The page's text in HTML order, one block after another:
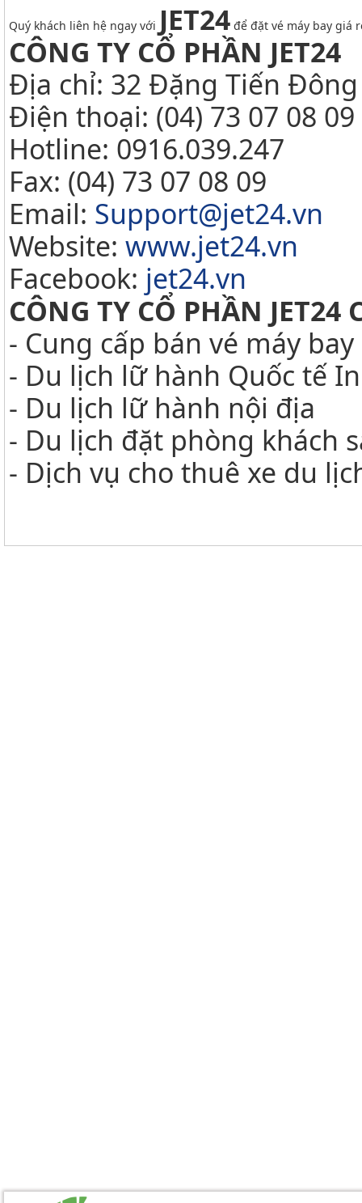
Quý khách liên hệ ngay với JET24 để đặt vé máy bay giá
CÔNG TY CỔ PHẦN JET24
Địa chỉ: 32 Đặng Tiến
Điện thoại: (04) 73 07 08 09
Hotline: 0916.039.247
Fax: (04) 73 07 08 09
Email: Support@jet24.vn
Website: www.jet24.vn
Facebook: jet24.vn
CÔNG TY CỔ PHẦN JET24
- Cung cấp bán vé máy
- Du lịch lữ hành Quốc tế
- Du lịch lữ hành nội địa
- Du lịch đặt phòng khách
- Dịch vụ cho thuê xe du